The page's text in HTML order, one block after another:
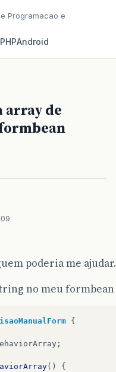
Programacao e
PHPAndroid
array de
poderia me ajudar.
no meu formbean
{
;
()
{